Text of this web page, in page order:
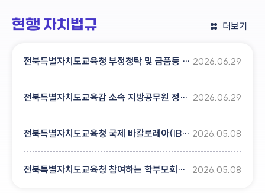
현행 자치법규
전북특별자치도교육청 부정청탁 및 금품등 수수의 신고사무 처리지침 2026.06.29
전북특별자치도교육감 소속 지방공무원 정원 규칙 2026.06.29
전북특별자치도교육청 국제 바칼로레아(IB) 프로그램 운영 및 지원 조례 2026.05.08
전북특별자치도교육청 참여하는 학부모회협의회 설치ㆍ운영에 관한 조례 2026.05.08
더보기